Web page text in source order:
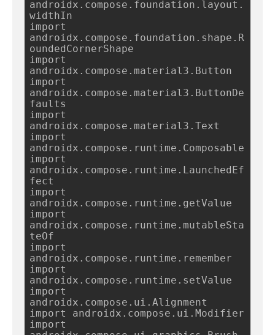
androidx.compose.foundation.layout.
widthIn
import
androidx.compose.foundation.shape.R
oundedCornerShape
import
androidx.compose.material3.Button
import
androidx.compose.material3.ButtonDe
faults
import
androidx.compose.material3.Text
import
androidx.compose.runtime.Composable
import
androidx.compose.runtime.LaunchedEf
fect
import
androidx.compose.runtime.getValue
import
androidx.compose.runtime.mutableSta
teOf
import
androidx.compose.runtime.remember
import
androidx.compose.runtime.setValue
import
androidx.compose.ui.Alignment
import androidx.compose.ui.Modifier
import